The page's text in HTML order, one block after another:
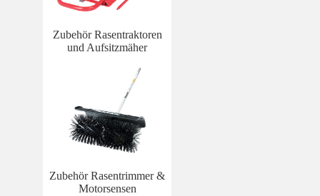
Zubehör Rasentraktoren
und Aufsitzmäher
Zubehör Rasentrimmer &
Motorsensen